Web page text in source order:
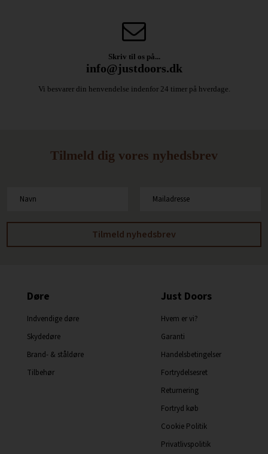
Skriv til os på...
info@justdoors.dk
Vi besvarer din henvendelse indenfor 24 timer på hverdage.
Tilmeld dig vores nyhedsbrev
Døre
Indvendige døre
Skydedøre
Brand- & ståldøre
Tilbehør
Just Doors
Hvem er vi?
Garanti
Handelsbetingelser
Fortrydelsesret
Returnering
Fortryd køb
Cookie Politik
Privatlivspolitik